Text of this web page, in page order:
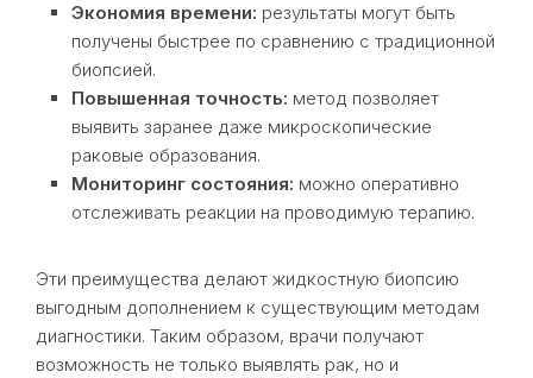
Экономия времени: результаты могут быть
получены быстрее по сравнению с традиционной
биопсией.
Повышенная точность: метод позволяет
выявить заранее даже микроскопические
раковые образования.
Мониторинг состояния: можно оперативно
отслеживать реакции на проводимую терапию.
Эти преимущества делают жидкостную биопсию
выгодным дополнением к существующим методам
диагностики. Таким образом, врачи получают
возможность не только выявлять рак, но и